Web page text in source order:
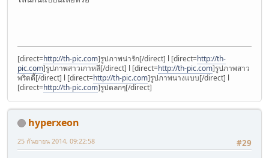
[direct=http://th-pic.com]รูปภาพน่ารัก[/direct] l [direct=http://th-
pic.com]รูปภาพสาวเกาหลี[/direct] l [direct=http://th-pic.com]รูปภาพสาว
พริตตี้[/direct] l [direct=http://th-pic.com]รูปภาพนางแบบ[/direct] l
[direct=http://th-pic.com]รูปตลกๆ[/direct]
hyperxeon
#29
25 กันยายน 2014, 09:22:58